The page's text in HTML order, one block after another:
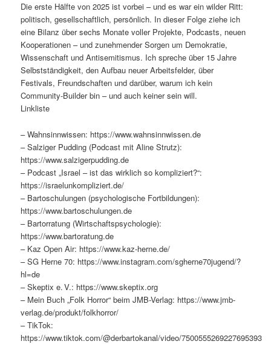
Die erste Hälfte von 2025 ist vorbei – und es war ein wilder Ritt:
politisch, gesellschaftlich, persönlich. In dieser Folge ziehe ich
eine Bilanz über sechs Monate voller Projekte, Podcasts, neuen
Kooperationen – und zunehmender Sorgen um Demokratie,
Wissenschaft und Antisemitismus. Ich spreche über 15 Jahre
Selbstständigkeit, den Aufbau neuer Arbeitsfelder, über
Festivals, Freundschaften und darüber, warum ich kein
Community-Builder bin – und auch keiner sein will.
Linkliste
– Wahnsinnwissen: https://www.wahnsinnwissen.de
– Salziger Pudding (Podcast mit Aline Strutz):
https://www.salzigerpudding.de
– Podcast „Israel – ist das wirklich so kompliziert?“:
https://israelunkompliziert.de/
– Bartoschulungen (psychologische Fortbildungen):
https://www.bartoschulungen.de
– Bartorratung (Wirtschaftspsychologie):
https://www.bartoratung.de
– Kaz Open Air: https://www.kaz-herne.de/
– SG Herne 70: https://www.instagram.com/sgherne70jugend/?
hl=de
– Skeptix e. V.: https://www.skeptix.org
– Mein Buch „Folk Horror“ beim JMB-Verlag: https://www.jmb-
verlag.de/produkt/folkhorror/
– TikTok:
https://www.tiktok.com/@derbartokanal/video/7500555269227695393